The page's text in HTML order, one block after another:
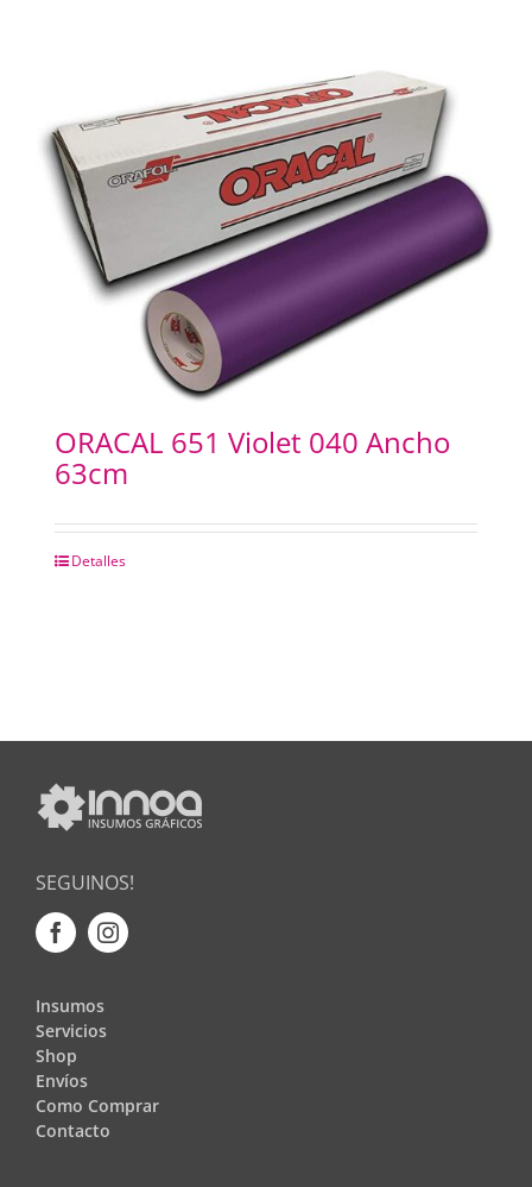
ORACAL 651 Violet 040 Ancho
63cm
Detalles
SEGUINOS!
Insumos
Servicios
Shop
Envíos
Como Comprar
Contacto